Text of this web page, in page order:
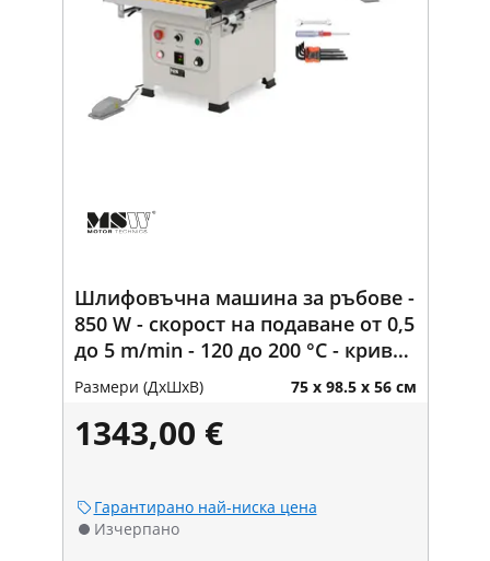
Шлифовъчна машина за ръбове -
850 W - скорост на подаване от 0,5
до 5 m/min - 120 до 200 °C - крива /
права
Размери (ДxШxВ) 75 x 98.5 x 56 см
1343,00 €
Гарантирано най-ниска цена
Изчерпано